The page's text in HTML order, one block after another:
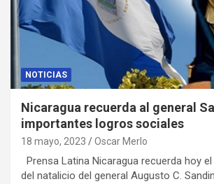
NOTICIAS
Nicaragua recuerda al general
importantes logros sociales
18 mayo, 2023 Oscar Merlo
Prensa Latina Nicaragua recuerda hoy
del natalicio del general Augusto C.